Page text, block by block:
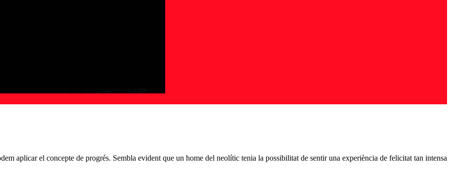
aplicar el concepte de progrés. Sembla evident que un home del neolític tenia la possibilitat de sentir una experiència de felicitat tan intensa